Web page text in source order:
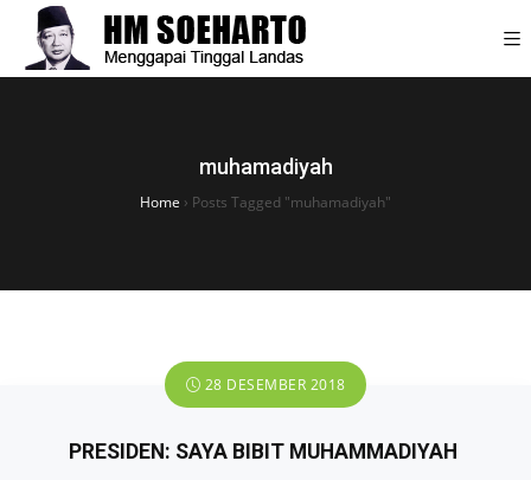
muhamadiyah
Home › Posts Tagged "muhamadiyah"
28 DESEMBER 2018
PRESIDEN: SAYA BIBIT MUHAMMADIYAH